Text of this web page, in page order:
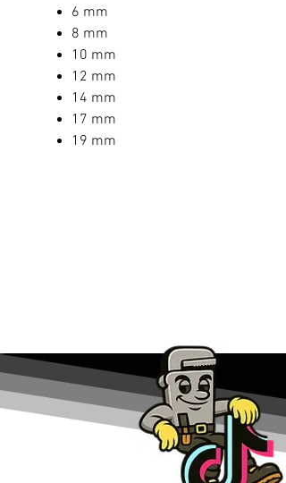
6 mm
8 mm
10 mm
12 mm
14 mm
17 mm
19 mm